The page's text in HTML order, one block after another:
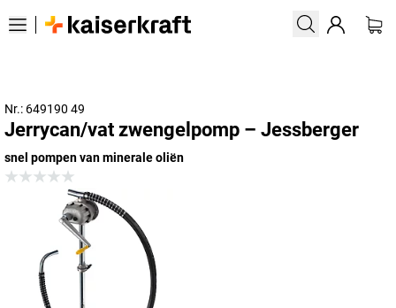
Nr.: 649190 49
Jerrycan/vat zwengelpomp – Jessberger
snel pompen van minerale oliën